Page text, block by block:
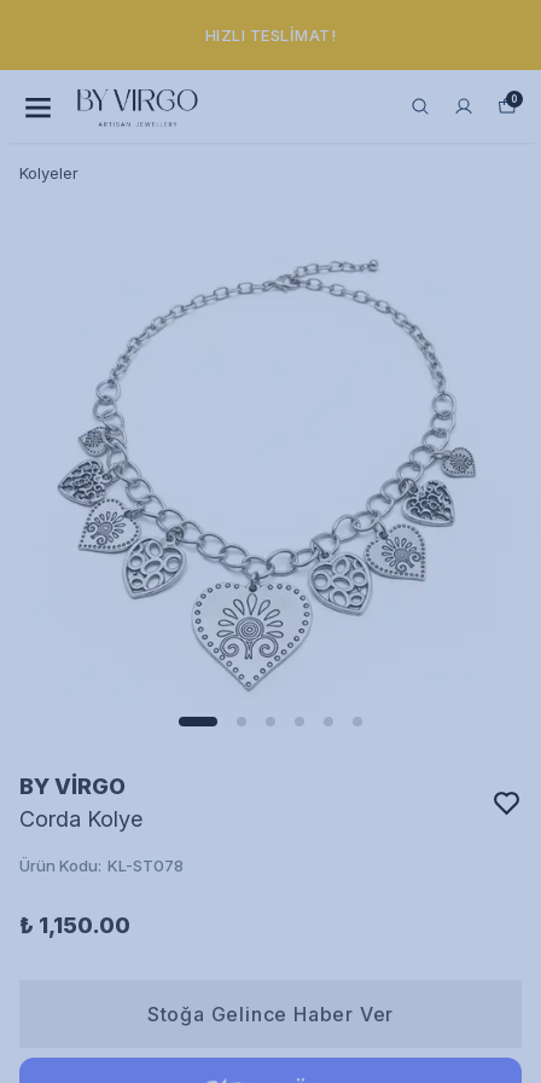
HIZLI TESLIMAT!
0
Kolyeler
BY VİRGO
Corda Kolye
Ürün Kodu: KL-ST078
₺ 1,150.00
Stoğa Gelince Haber Ver